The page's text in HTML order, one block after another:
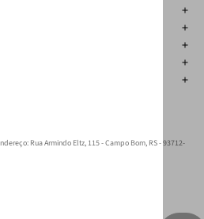
Rua Armindo Eltz, 115 - Campo Bom, RS - 93712-